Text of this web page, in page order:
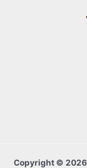
Copyright © 2026